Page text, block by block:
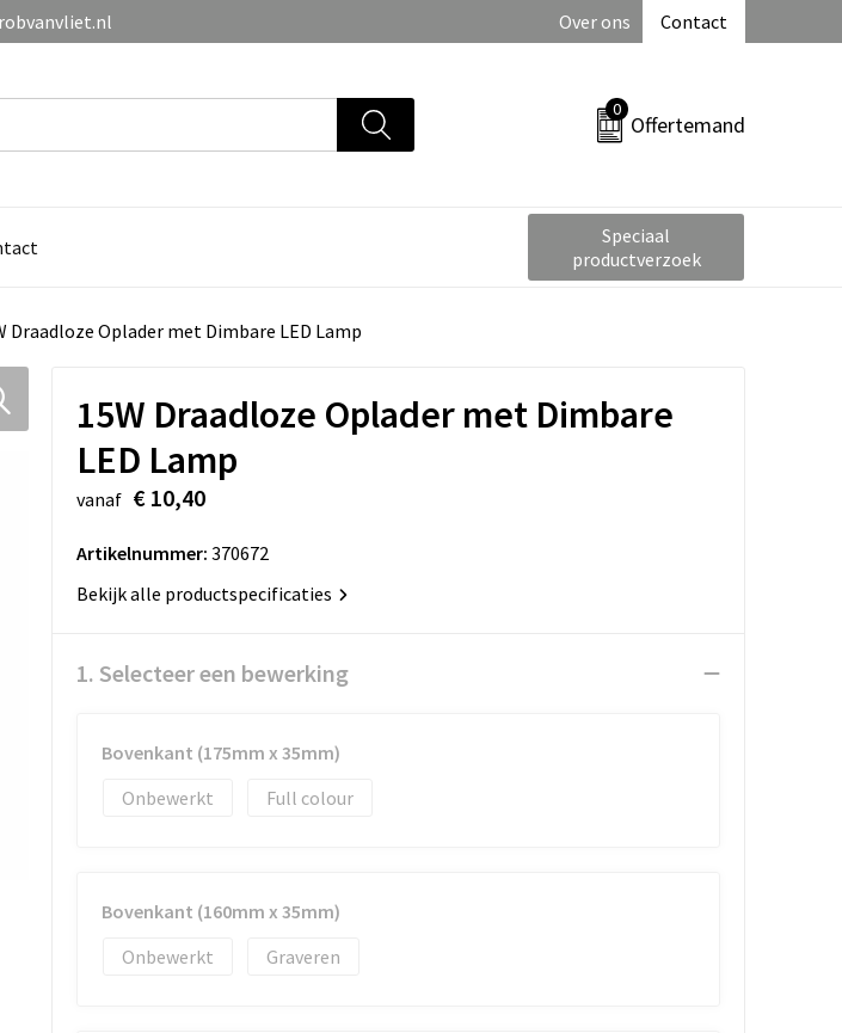
Over ons Contact
0
Offertemand
Speciaal
productverzoek
Draadloze Oplader met Dimbare LED Lamp
15W Draadloze Oplader met Dimbare
LED Lamp
vanaf € 10,40
Artikelnummer: 370672
Bekijk alle productspecificaties
1. Selecteer een bewerking
Bovenkant (175mm x 35mm)
Onbewerkt
Full colour
Bovenkant (160mm x 35mm)
Onbewerkt
Graveren